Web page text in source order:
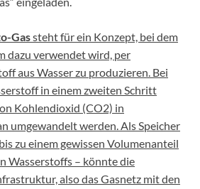
Gassteht für ein Konzept, bei dem
dazu verwendet wird, per
aus Wasser zu produzieren. Bei
in einem zweiten Schritt
Kohlendioxid (CO2) in
umgewandelt werden. Als Speicher
zu einem gewissen Volumenanteil
Wasserstoffs – könnte die
also das Gasnetz mit den